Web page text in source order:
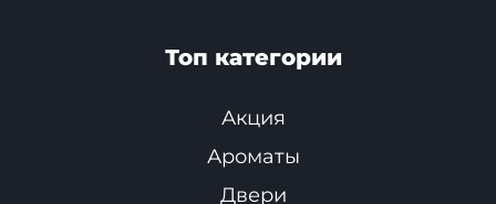
Топ категории
Акция
Ароматы
Двери